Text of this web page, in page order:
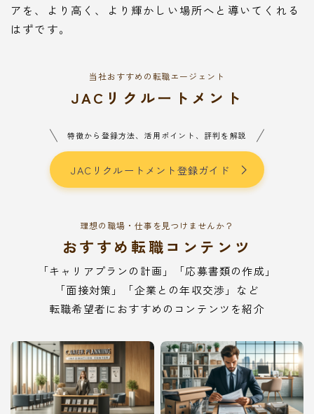
アを、より高く、より輝かしい場所へと導いてくれる
はずです。
当社おすすめの転職エージェント
JACリクルートメント
特徴から登録方法、活用ポイント、評判を解説
JACリクルートメント登録ガイド
理想の職場・仕事を見つけませんか？
おすすめ転職コンテンツ
「キャリアプランの計画」「応募書類の作成」
「面接対策」「企業との年収交渉」など
転職希望者におすすめのコンテンツを紹介